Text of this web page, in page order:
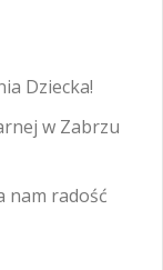
Dziecka!
w Zabrzu
nam radość